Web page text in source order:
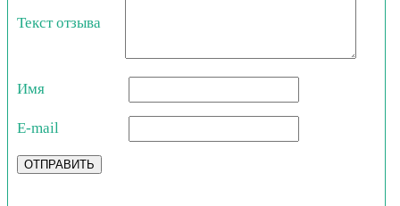
Текст отзыва
Имя
E-mail
ОТПРАВИТЬ